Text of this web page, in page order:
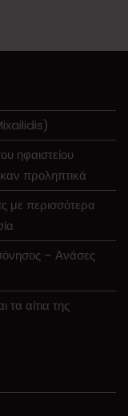
ηφαιστείου
προληπτικά
με περισσότερα
– Ανάσες
αίτια της